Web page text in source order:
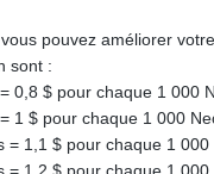
pouvez améliorer
sont :
0,8 $ pour chaque 1 000
1 $ pour chaque 1 000
= 1,1 $ pour chaque 1 000